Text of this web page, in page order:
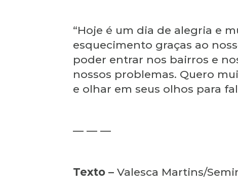
“Hoje é um dia de alegria e
esquecimento graças ao
poder entrar nos bairros e
nossos problemas. Quero
e olhar em seus olhos para
— — —
Texto – Valesca Martins/